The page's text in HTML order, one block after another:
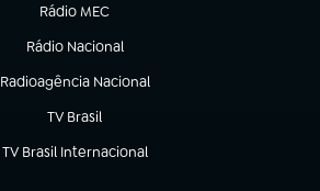
Rádio MEC
(abre em nova aba)
Rádio Nacional
Radioagência Nacional
(abre em nova aba)
TV Brasil
(abre em nova aba)
TV Brasil Internacional
(abre em nova aba)